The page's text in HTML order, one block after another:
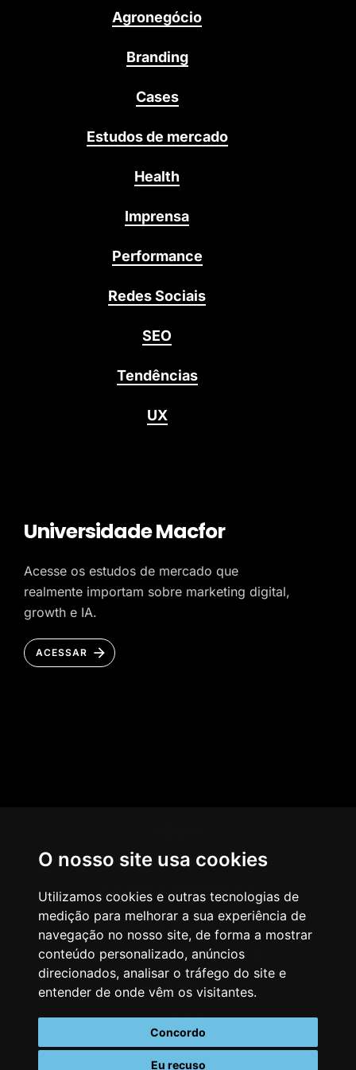
O nosso site usa cookies
Utilizamos cookies e outras tecnologias de
medição para melhorar a sua experiência de
navegação no nosso site, de forma a mostrar
conteúdo personalizado, anúncios
direcionados, analisar o tráfego do site e
entender de onde vêm os visitantes.
Concordo
Eu recuso
Agronegócio
Branding
Cases
Estudos de mercado
Health
Imprensa
Performance
Redes Sociais
SEO
Tendências
UX
Universidade Macfor
Acesse os estudos de mercado que
realmente importam sobre marketing digital,
growth e IA.
ACESSAR
AGÊNCIA
COMO PENSAMOS
NOSSOS SERVIÇOS
CASES & CLIENTES
BLOG
VAGAS
CONTATO